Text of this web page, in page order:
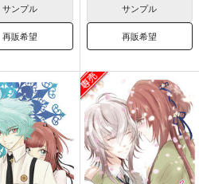
サンプル
再販希望
サンプル
再販希望